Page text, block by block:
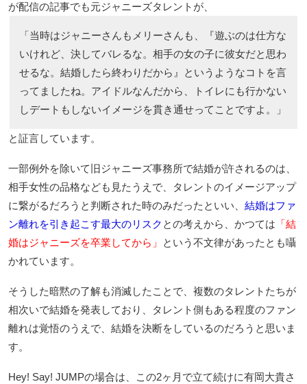
が配信の記事でも元ジャニーズタレントが、
「当時はジャニーさんもメリーさんも、『遊ぶのは仕方な
いけれど、決してバレるな。相手の女の子に彼女だと思わ
せるな。結婚したら終わりだから』というようなコトを言
ってましたね。アイドルなんだから、トイレにも行かない
しデートもしないイメージを貫き通せってことですよ。」
と証言しています。
一部例外を除いて旧ジャニーズ事務所で結婚が許されるのは、
相手女性の品格なども見たうえで、タレントのイメージアップ
に繋がるだろうと判断された時のみだったといい、 結婚はファ
ン離れを引き起こす最大のリスク との考えから、かつては 「結
婚はジャニーズを卒業してから」
という不文律があったとも囁
かれています。
そうした暗黙の了解も消滅したことで、複数のタレントたちが
相次いで結婚を発表しており、タレント側もある程度のファン
離れは覚悟のうえで、結婚を決断をしているのだろうと思いま
す。
Hey! Say! JUMPの場合は、この2ヶ月で立て続けに有岡大貴さ